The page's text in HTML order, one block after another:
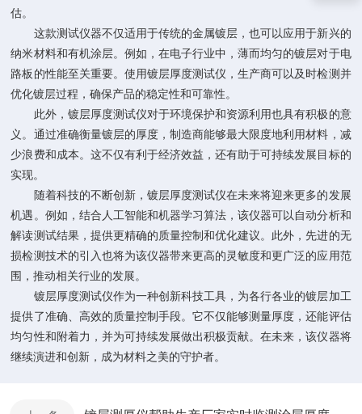
估。
这款测试仪器不仅适用于传统的金属镀层，也可以应用于新兴的
纳米材料和有机涂层。例如，在电子行业中，薄而均匀的镀层对于电
路板的性能至关重要。使用镀层厚度测试仪，生产商可以及时检测并
优化镀层过程，确保产品的稳定性和可靠性。
此外，镀层厚度测试仪对于环境保护和资源利用也具有积极的意
义。通过准确衡量镀层的厚度，制造商能够最大限度地利用材料，减
少浪费和成本。这不仅有利于经济效益，还有助于可持续发展目标的
实现。
随着科技的不断创新，镀层厚度测试仪在未来将迎来更多的发展
机遇。例如，结合人工智能和机器学习算法，该仪器可以自动分析和
解读测试结果，提供更精确的质量控制和优化建议。此外，先进的无
损检测技术的引入也将为该仪器带来更高的灵敏度和更广泛的应用范
围，推动相关行业的发展。
镀层厚度测试仪作为一种创新科技工具，为各行各业的镀层加工
提供了准确、高效的质量控制手段。它不仅能够测量厚度，还能评估
均匀性和附着力，并为可持续发展做出积极贡献。在未来，该仪器将
继续演进和创新，成为材料之美的守护者。